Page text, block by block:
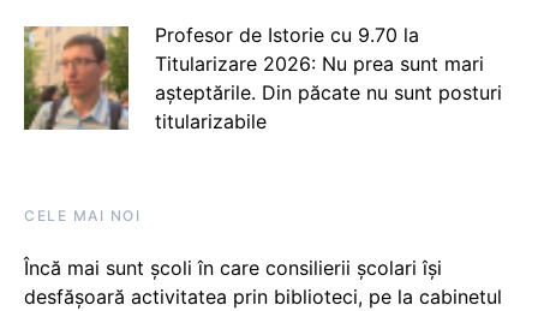
Profesor de Istorie cu 9.70 la
Titularizare 2026: Nu prea sunt mari
așteptările. Din păcate nu sunt posturi
titularizabile
CELE MAI NOI
Încă mai sunt școli în care consilierii școlari își
desfășoară activitatea prin biblioteci, pe la cabinetul